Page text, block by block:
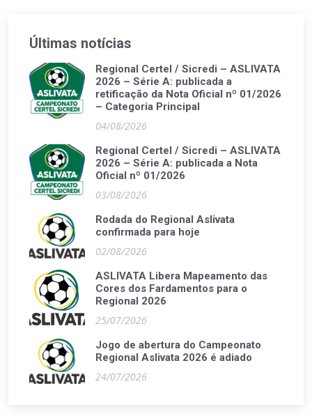
Últimas notícias
Regional Certel / Sicredi – ASLIVATA
2026 – Série A: publicada a
retificação da Nota Oficial nº 01/2026
– Categoria Principal
04/08/2026
Regional Certel / Sicredi – ASLIVATA
2026 – Série A: publicada a Nota
Oficial nº 01/2026
03/08/2026
Rodada do Regional Aslivata
confirmada para hoje
02/08/2026
ASLIVATA Libera Mapeamento das
Cores dos Fardamentos para o
Regional 2026
25/07/2026
Jogo de abertura do Campeonato
Regional Aslivata 2026 é adiado
24/07/2026